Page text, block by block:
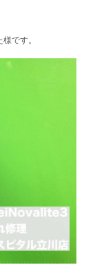
です。